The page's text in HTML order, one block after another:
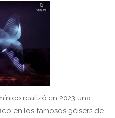
realizó en 2023 una
en los famosos géisers de